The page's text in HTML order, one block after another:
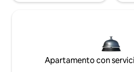
Apartamento con